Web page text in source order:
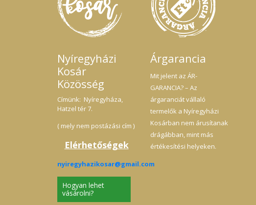
Nyíregyházi
Kosár
Közösség
Címünk: Nyíregyháza,
Hatzel tér 7.
( mely nem postázási cím )
Elérhetőségek
nyiregyhazikosar@gmail.com
Hogyan lehet
vásárolni?
Árgarancia
Mit jelent az ÁR-
GARANCIA? – Az
árgaranciát vállaló
termelők a Nyíregyházi
Kosárban nem árusítanak
drágábban, mint más
értékesítési helyeken.